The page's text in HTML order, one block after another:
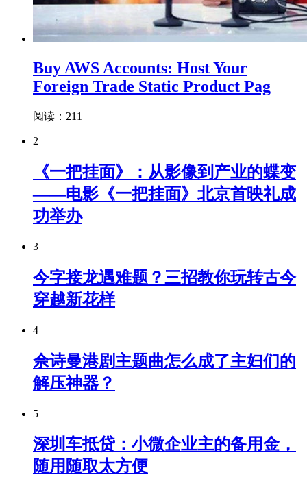
Buy AWS Accounts: Host Your
Foreign Trade Static Product Pag
阅读：211
2
《一把挂面》：从影像到产业的蝶变
——电影《一把挂面》北京首映礼成
功举办
3
今字接龙遇难题？三招教你玩转古今
穿越新花样
4
佘诗曼港剧主题曲怎么成了主妇们的
解压神器？
5
深圳车抵贷：小微企业主的备用金，
随用随取太方便